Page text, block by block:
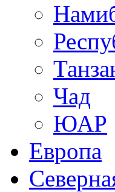
Чад
ЮАР
Европа